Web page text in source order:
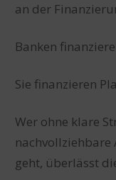
an der
Banken
Sie finanzieren
Wer ohne klare
nachvollziehbare
geht, überlässt